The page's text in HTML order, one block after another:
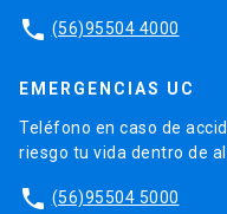
phone (56)95504 4000
EMERGENCIAS UC
Teléfono en caso de
riesgo tu vida dentro de
phone (56)95504 5000